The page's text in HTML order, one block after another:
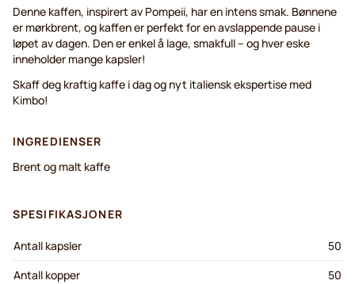
Denne kaffen, inspirert av Pompeii, har en intens smak. Bønnene
er mørkbrent, og kaffen er perfekt for en avslappende pause i
løpet av dagen. Den er enkel å lage, smakfull – og hver eske
inneholder mange kapsler!
Skaff deg kraftig kaffe i dag og nyt italiensk ekspertise med
Kimbo!
INGREDIENSER
Brent og malt kaffe
SPESIFIKASJONER
Antall kapsler
50
Antall kopper
50